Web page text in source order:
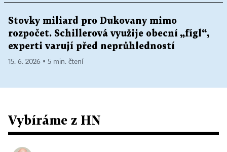
Stovky miliard pro Dukovany mimo
rozpočet. Schillerová využije obecní „fígl“,
experti varují před neprůhledností
15. 6. 2026 ▪ 5 min. čtení
Vybíráme z HN